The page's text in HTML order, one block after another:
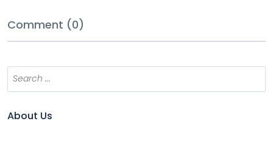
Comment (0)
About Us